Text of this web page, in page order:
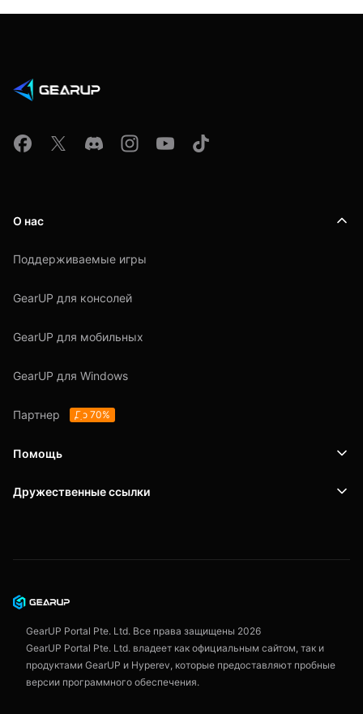
О нас
Поддерживаемые игры
GearUP для консолей
GearUP для мобильных
GearUP для Windows
Партнер До 70%
Помощь
Поддержка
Пользовательское соглашение
Дружественные ссылки
GearUP Portal Pte. Ltd. Все права защищены 2026
GearUP Portal Pte. Ltd. владеет как официальным сайтом, так и
продуктами GearUP и Hyperev, которые предоставляют пробные
версии программного обеспечения.